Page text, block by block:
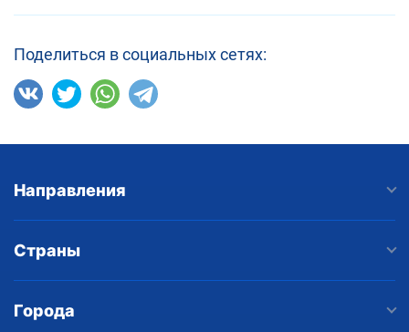
Поделиться в социальных сетях:
Направления
Страны
Города